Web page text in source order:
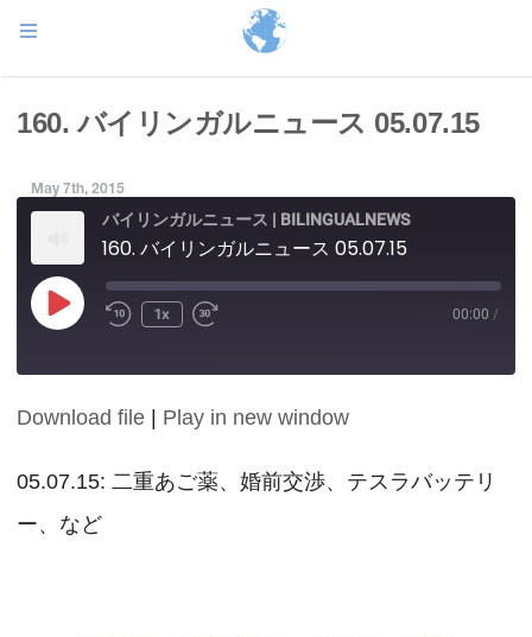
160. バイリンガルニュース 05.07.15
May 7th, 2015
バイリンガルニュース | BILINGUALNEWS
160. バイリンガルニュース 05.07.15
Play
Episode
1x 00:00 /
SHARE
LINK
EMBED
Download file Play in new window
05.07.15: 二重あご薬、婚前交渉、テスラバッテリ
ー、など